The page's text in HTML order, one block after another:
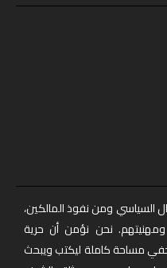
السياسي ومن نفوذ المالكين،
نحن نؤمن أن حرية
مساحة كاملة ليكتب ويبحث